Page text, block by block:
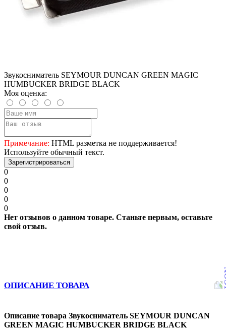
Звукосниматель SEYMOUR DUNCAN GREEN MAGIC
HUMBUCKER BRIDGE BLACK
Моя оценка:
Примечание: HTML разметка не поддерживается!
Используйте обычный текст.
Зарегистрироваться
0
0
0
0
0
Нет отзывов о данном товаре. Станьте первым, оставьте
свой отзыв.
ОПИСАНИЕ ТОВАРА
Описание товара Звукосниматель SEYMOUR DUNCAN
GREEN MAGIC HUMBUCKER BRIDGE BLACK